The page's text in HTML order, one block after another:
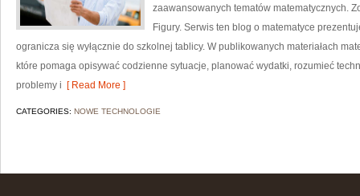
zaawansowanych tematów matematycznych.
Figury. Serwis ten blog o matematyce
ogranicza się wyłącznie do szkolnej tablicy. W publikowanych materiałach
które pomaga opisywać codzienne sytuacje, planować wydatki, rozumieć
problemy i [ Read More ]
CATEGORIES: NOWE TECHNOLOGIE